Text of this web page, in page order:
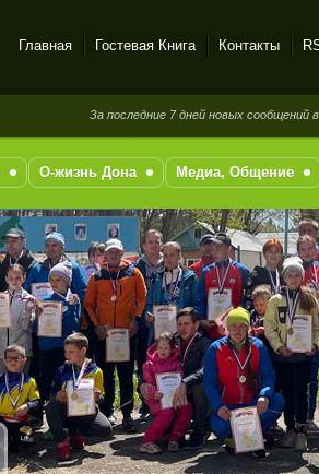
Главная Гостевая Книга Контакты
За последние 7 дней новых сообщений в
О-жизнь Дона Медиа, Общение